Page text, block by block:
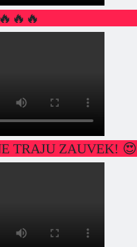
TRAJU ZAUVEK! 😍